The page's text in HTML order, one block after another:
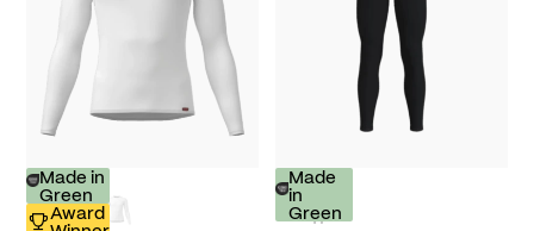
Award
Made in
Green
Made
in
Green